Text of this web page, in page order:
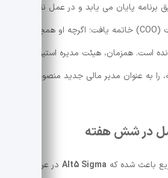
برنامه پایان می یابد و در عمل نقش
او به عنوان مدیر عملیات (COO) خاتمه یافت؛ اگرچه او همچنان
است. همزمان، هیئت مدیره استیون
را به عنوان مدیر مالی جدید منصوب
در شش هفته
باعث شده که Alt5 Sigma در عرض